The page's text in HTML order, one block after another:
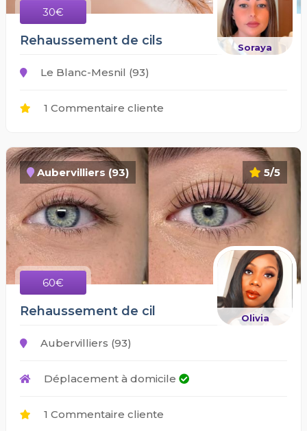
30€
Soraya
Rehaussement de cils
Le Blanc-Mesnil (93)
1 Commentaire cliente
5/5
Aubervilliers (93)
60€
Olivia
Rehaussement de cil
Aubervilliers (93)
Déplacement à domicile
1 Commentaire cliente